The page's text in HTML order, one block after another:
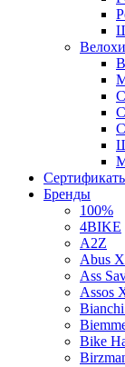
Бренды
100%
4BIKE
A2Z
Abus
Ass
Assos
Bianchi
Bike